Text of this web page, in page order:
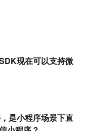
现在可以支持微
是小程序场景下直